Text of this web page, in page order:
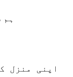
اپنی منزل